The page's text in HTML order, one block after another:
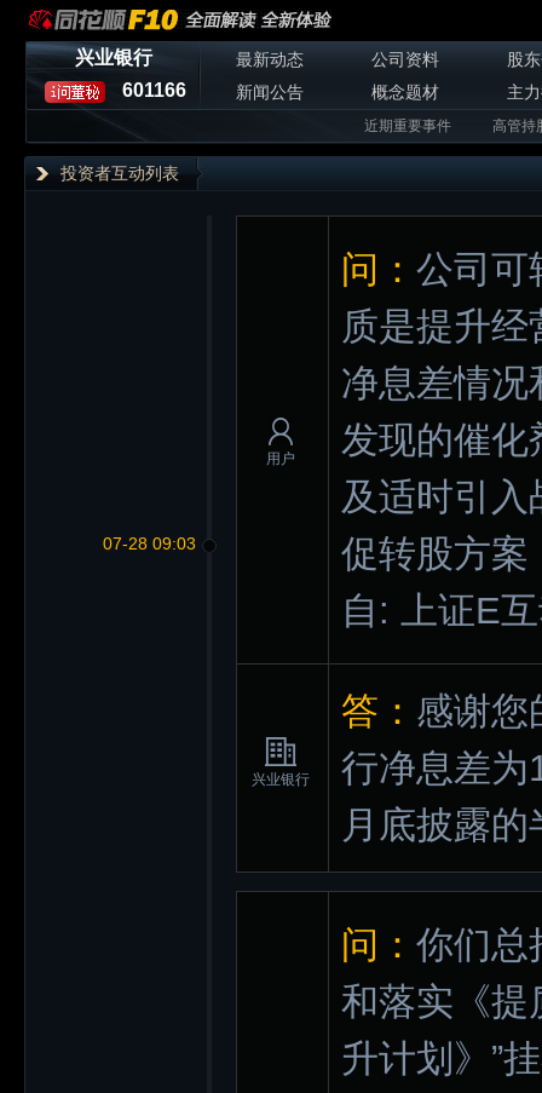
兴业银行
601166
最新动态 公司资料
股
新闻公告
概念题材 主
近期重要事件 高管持
投资者互动列表
07-28 09:03
用户
问： 公司可
质是提升
净息差情况
发现的催化
及适时引
促转股方案
自: 上证E
兴业银行
答： 感谢您
行净息差为
月底披露
问： 你们总
和落实《提
升计划》”